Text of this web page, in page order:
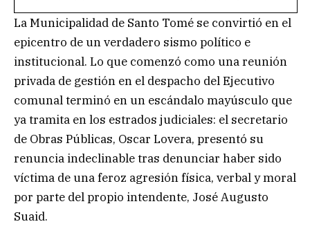
La Municipalidad de Santo Tomé se convirtió en el
epicentro de un verdadero sismo político e
institucional. Lo que comenzó como una reunión
privada de gestión en el despacho del Ejecutivo
comunal terminó en un escándalo mayúsculo que
ya tramita en los estrados judiciales: el secretario
de Obras Públicas, Oscar Lovera, presentó su
renuncia indeclinable tras denunciar haber sido
víctima de una feroz agresión física, verbal y moral
por parte del propio intendente, José Augusto
Suaid.